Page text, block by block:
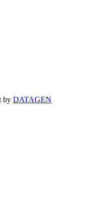
by DATAGEN